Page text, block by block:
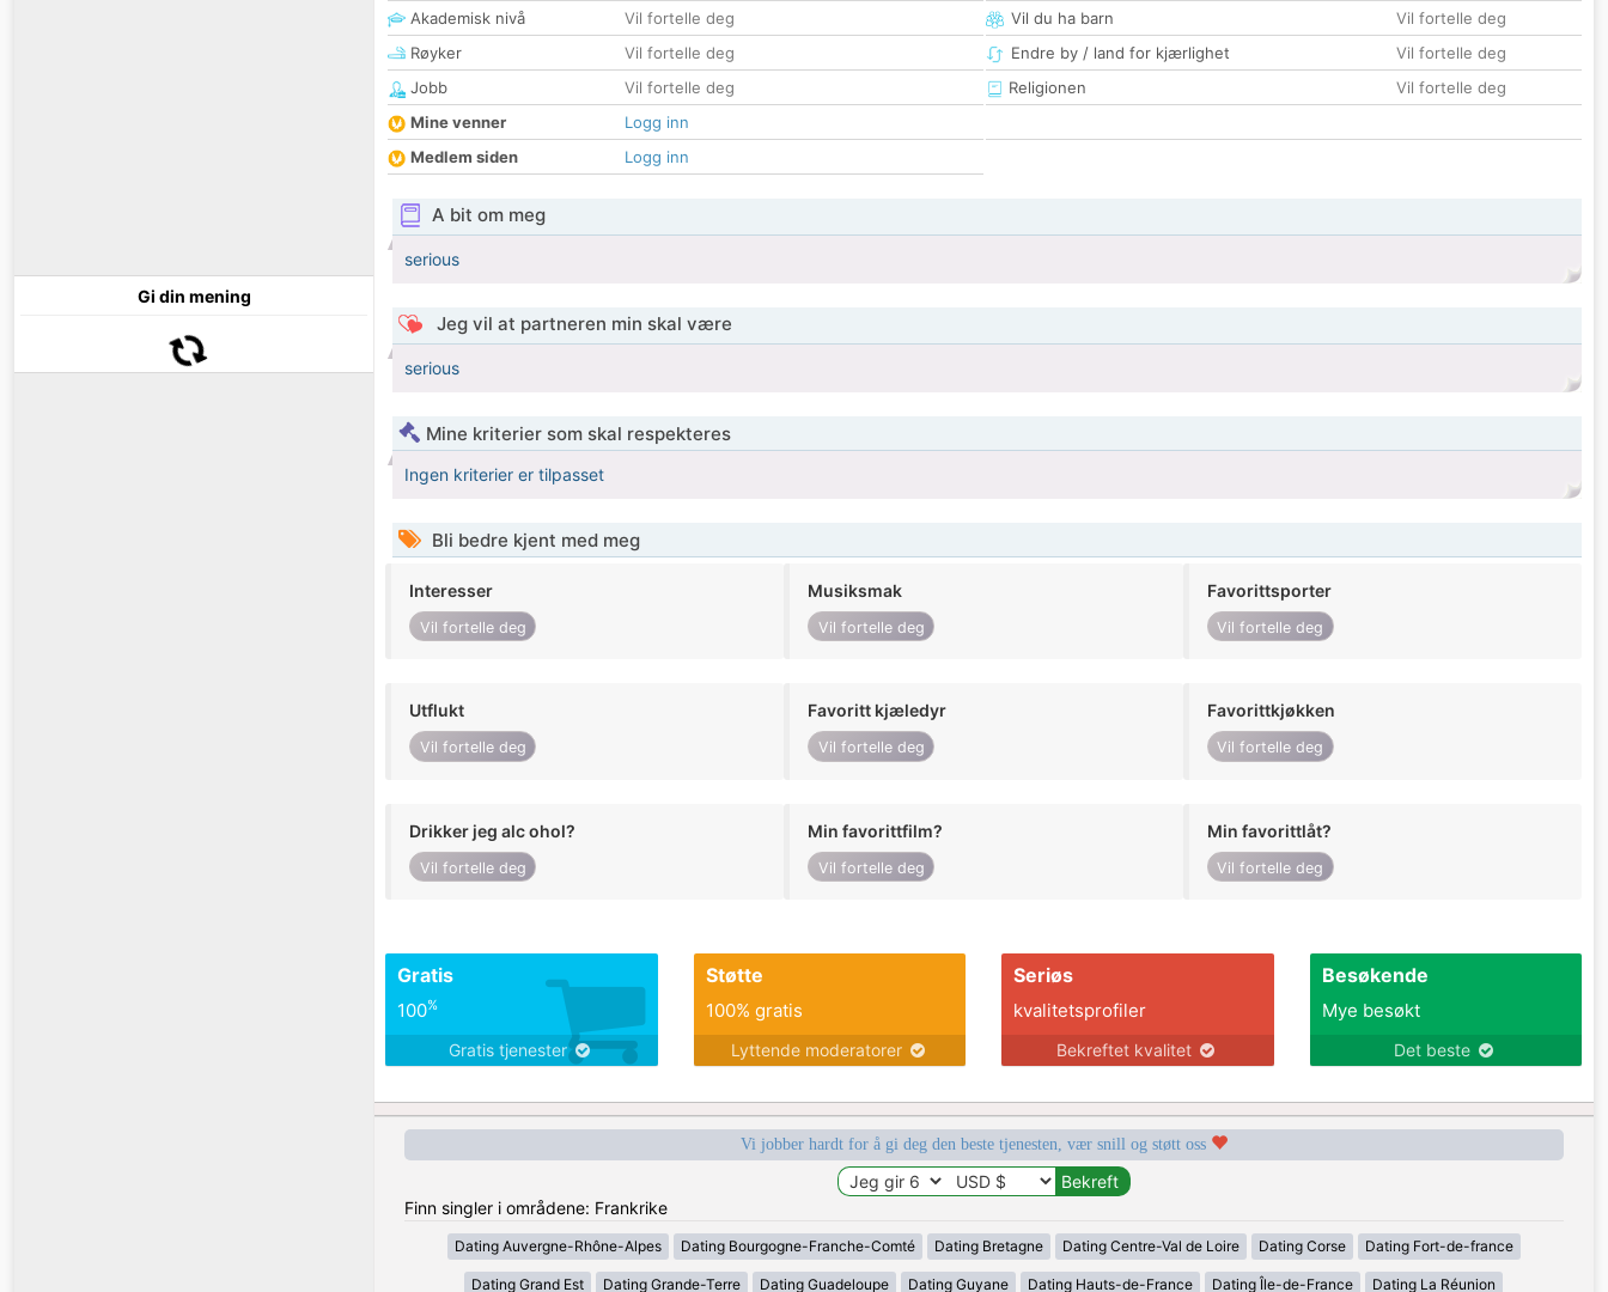
Gi din mening
Akademisk nivå
Vil fortelle deg
Røyker
Vil fortelle deg
Jobb
Vil fortelle deg
Mine venner
Logg inn
Medlem siden
Logg inn
Vil du ha barn
Vil fortelle deg
Endre by / land for kjærlighet
Vil fortelle deg
Religionen
Vil fortelle deg
A bit om meg
serious
Jeg vil at partneren min skal være
serious
Mine kriterier som skal respekteres
Ingen kriterier er tilpasset
Bli bedre kjent med meg
Interesser
Vil fortelle deg
Musiksmak
Vil fortelle deg
Favorittsporter
Vil fortelle deg
Utflukt
Vil fortelle deg
Favoritt kjæledyr
Vil fortelle deg
Favorittkjøkken
Vil fortelle deg
Drikker jeg alc ohol?
Vil fortelle deg
Min favorittfilm?
Vil fortelle deg
Min favorittlåt?
Vil fortelle deg
Gratis
100%
Gratis tjenester
Støtte
100% gratis
Lyttende moderatorer
Seriøs
kvalitetsprofiler
Bekreftet kvalitet
Besøkende
Mye besøkt
Det beste
Vi jobber hardt for å gi deg den beste tjenesten, vær snill og støtt oss
Finn singler i områdene: Frankrike
Dating Auvergne-Rhône-Alpes Dating Bourgogne-Franche-Comté Dating Bretagne Dating Centre-Val de Loire Dating Corse Dating Fort-de-france
Dating Grand Est Dating Grande-Terre Dating Guadeloupe Dating Guyane Dating Hauts-de-France Dating Île-de-France Dating La Réunion